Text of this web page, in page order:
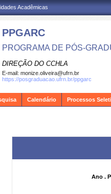
Acadêmicas
PPGARC
PROGRAMA DE PÓS-
DIREÇÃO DO CCHLA
E-mail: monize.oliveira@ufrn.br
https://posgraduacao.ufrn.br/ppgarc
Calendário Processos
Ano .